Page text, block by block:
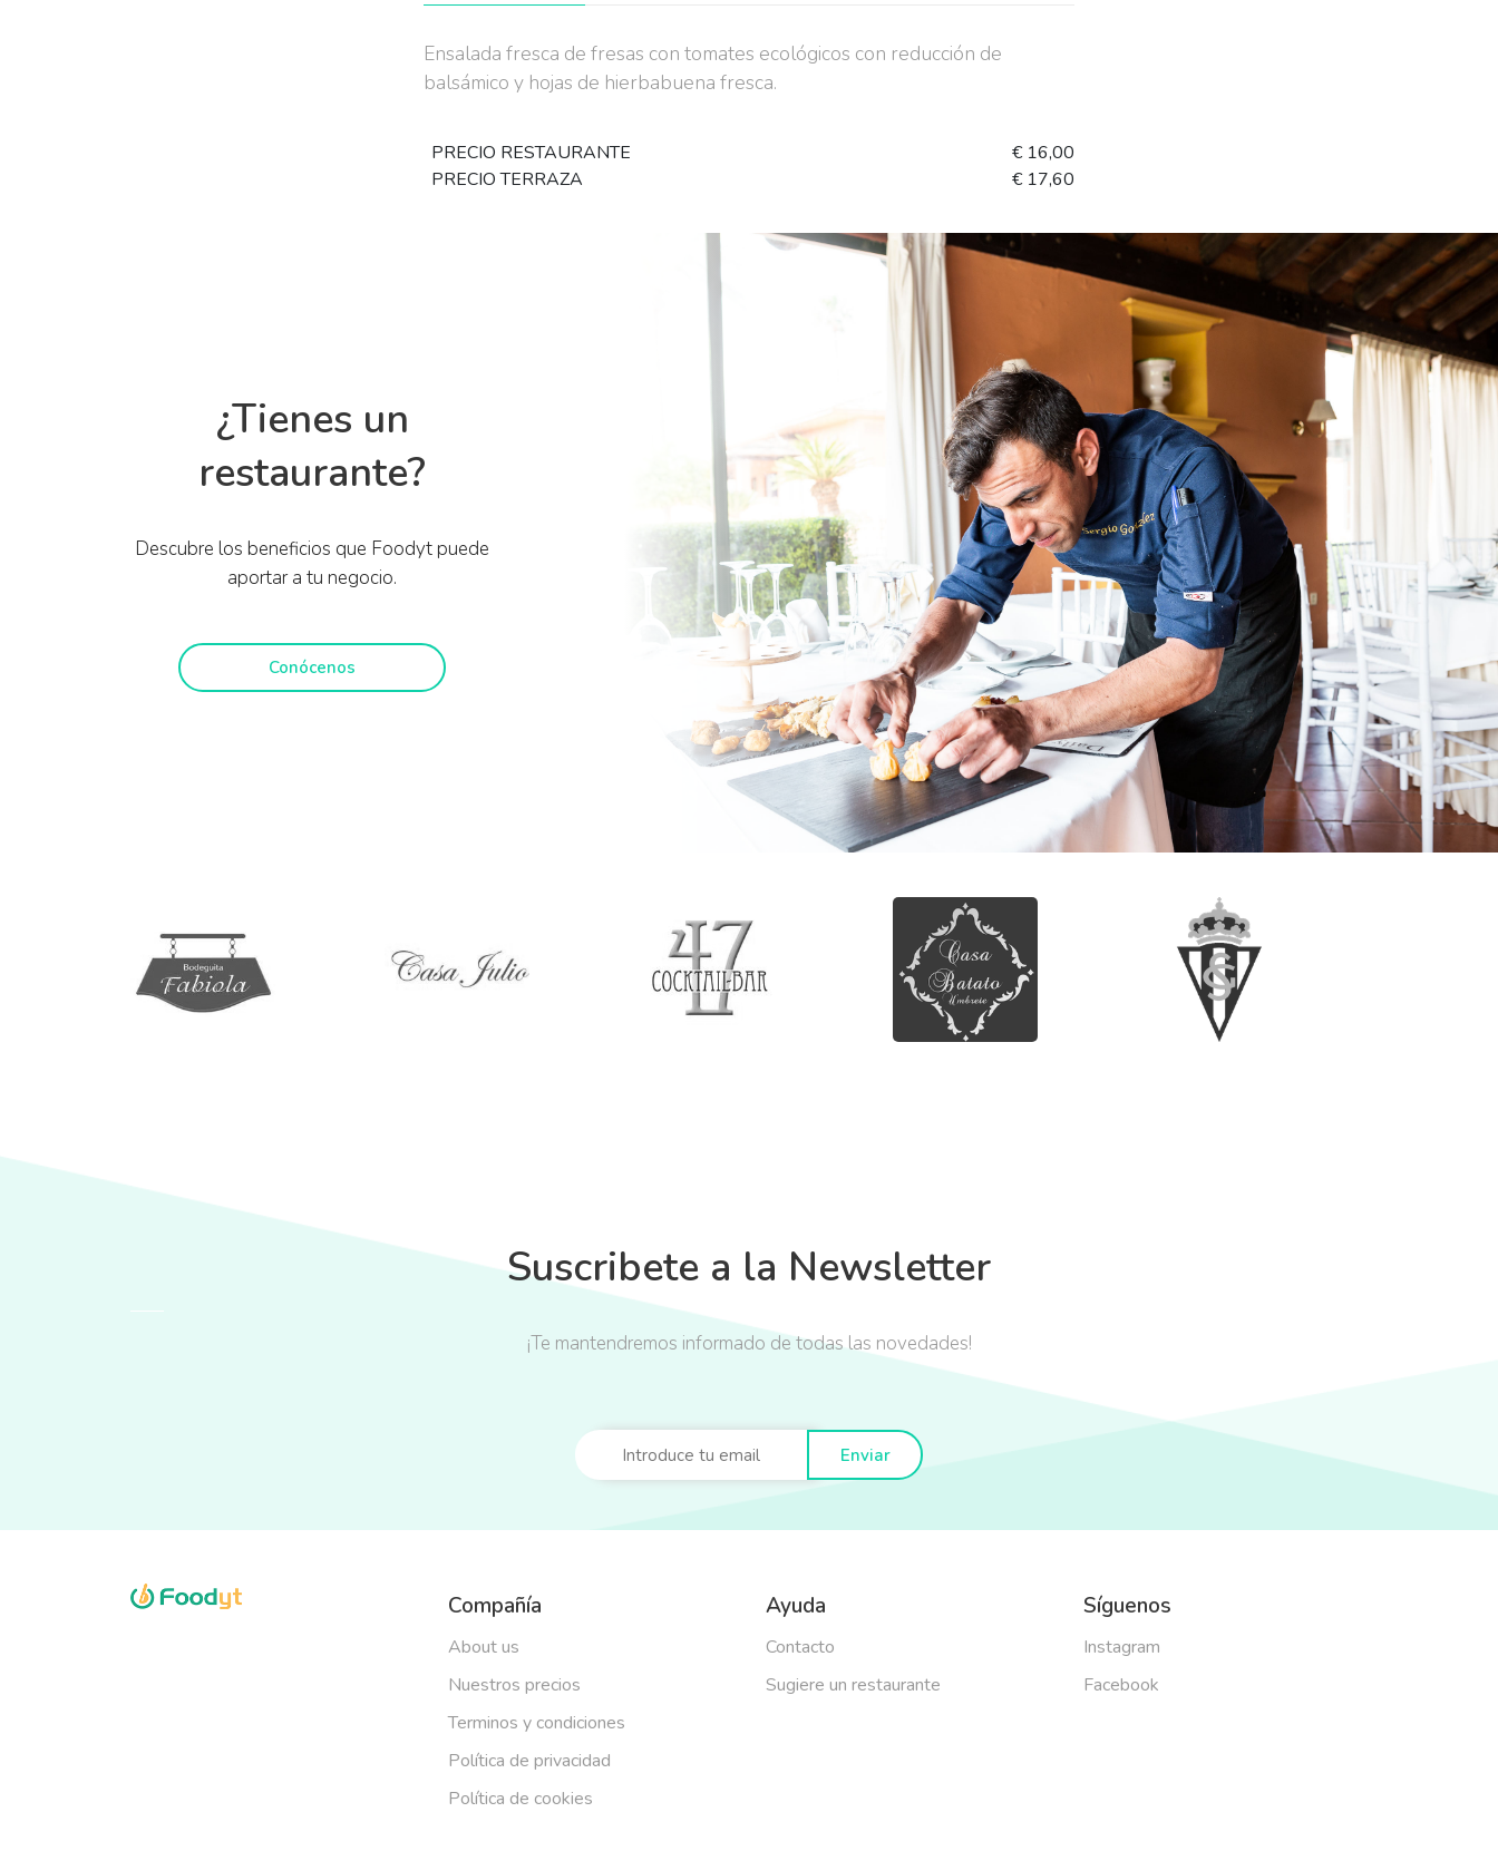
Ensalada fresca de fresas con tomates ecológicos con reducción de
balsámico y hojas de hierbabuena fresca.
PRECIO RESTAURANTE
€ 16,00
PRECIO TERRAZA
€ 17,60
¿Tienes un
restaurante?
Descubre los beneficios que Foodyt puede
aportar a tu negocio.
Conócenos
Suscribete a la Newsletter
¡Te mantendremos informado de todas las novedades!
Enviar
Compañía
About us
Nuestros precios
Terminos y condiciones
Política de privacidad
Política de cookies
Ayuda
Contacto
Sugiere un restaurante
Síguenos
Instagram
Facebook